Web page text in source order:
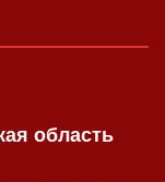
область